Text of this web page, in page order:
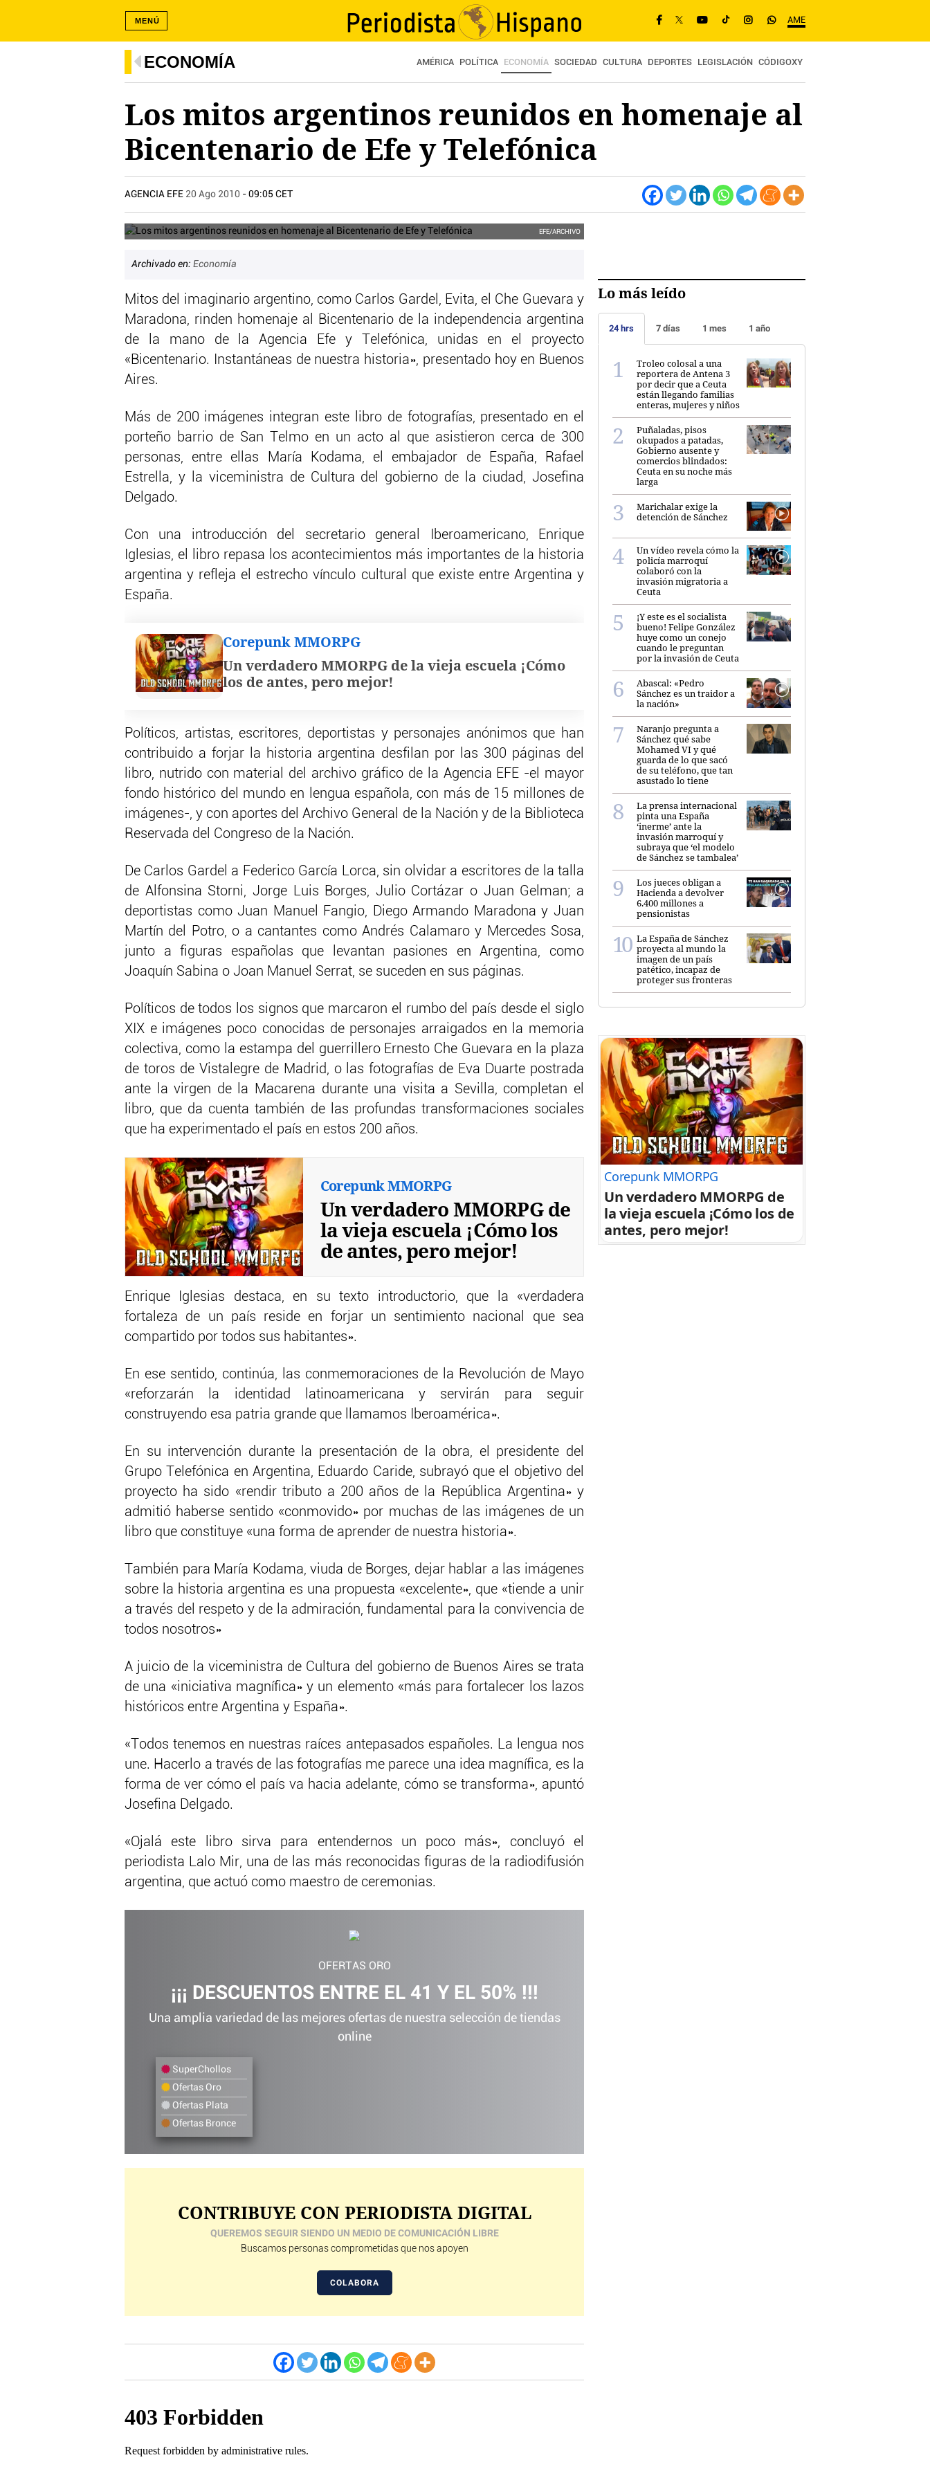
AME
MENÚ
ECONOMÍA AMÉRICA POLÍTICA ECONOMÍA SOCIEDAD CULTURA DEPORTES LEGISLACIÓN CÓDIGOXY
Los mitos argentinos reunidos en homenaje al
Bicentenario de Efe y Telefónica
AGENCIA EFE 20 Ago 2010 - 09:05 CET
. EFE/ARCHIVO
Archivado en: Economía
Mitos del imaginario argentino, como Carlos Gardel, Evita, el Che Guevara y
Maradona, rinden homenaje al Bicentenario de la independencia argentina
de la mano de la Agencia Efe y Telefónica, unidas en el proyecto
«Bicentenario. Instantáneas de nuestra historia», presentado hoy en Buenos
Aires.
Más de 200 imágenes integran este libro de fotografías, presentado en el
porteño barrio de San Telmo en un acto al que asistieron cerca de 300
personas, entre ellas María Kodama, el embajador de España, Rafael
Estrella, y la viceministra de Cultura del gobierno de la ciudad, Josefina
Delgado.
Con una introducción del secretario general Iberoamericano, Enrique
Iglesias, el libro repasa los acontecimientos más importantes de la historia
argentina y refleja el estrecho vínculo cultural que existe entre Argentina y
España.
Corepunk MMORPG
Un verdadero MMORPG de la vieja escuela ¡Cómo
los de antes, pero mejor!
Políticos, artistas, escritores, deportistas y personajes anónimos que han
contribuido a forjar la historia argentina desfilan por las 300 páginas del
libro, nutrido con material del archivo gráfico de la Agencia EFE -el mayor
fondo histórico del mundo en lengua española, con más de 15 millones de
imágenes-, y con aportes del Archivo General de la Nación y de la Biblioteca
Reservada del Congreso de la Nación.
De Carlos Gardel a Federico García Lorca, sin olvidar a escritores de la talla
de Alfonsina Storni, Jorge Luis Borges, Julio Cortázar o Juan Gelman; a
deportistas como Juan Manuel Fangio, Diego Armando Maradona y Juan
Martín del Potro, o a cantantes como Andrés Calamaro y Mercedes Sosa,
junto a figuras españolas que levantan pasiones en Argentina, como
Joaquín Sabina o Joan Manuel Serrat, se suceden en sus páginas.
Políticos de todos los signos que marcaron el rumbo del país desde el siglo
XIX e imágenes poco conocidas de personajes arraigados en la memoria
colectiva, como la estampa del guerrillero Ernesto Che Guevara en la plaza
de toros de Vistalegre de Madrid, o las fotografías de Eva Duarte postrada
ante la virgen de la Macarena durante una visita a Sevilla, completan el
libro, que da cuenta también de las profundas transformaciones sociales
que ha experimentado el país en estos 200 años.
Corepunk MMORPG
Un verdadero MMORPG de
la vieja escuela ¡Cómo los
de antes, pero mejor!
Enrique Iglesias destaca, en su texto introductorio, que la «verdadera
fortaleza de un país reside en forjar un sentimiento nacional que sea
compartido por todos sus habitantes».
En ese sentido, continúa, las conmemoraciones de la Revolución de Mayo
«reforzarán la identidad latinoamericana y servirán para seguir
construyendo esa patria grande que llamamos Iberoamérica».
En su intervención durante la presentación de la obra, el presidente del
Grupo Telefónica en Argentina, Eduardo Caride, subrayó que el objetivo del
proyecto ha sido «rendir tributo a 200 años de la República Argentina» y
admitió haberse sentido «conmovido» por muchas de las imágenes de un
libro que constituye «una forma de aprender de nuestra historia».
También para María Kodama, viuda de Borges, dejar hablar a las imágenes
sobre la historia argentina es una propuesta «excelente», que «tiende a unir
a través del respeto y de la admiración, fundamental para la convivencia de
todos nosotros»
A juicio de la viceministra de Cultura del gobierno de Buenos Aires se trata
de una «iniciativa magnífica» y un elemento «más para fortalecer los lazos
históricos entre Argentina y España».
«Todos tenemos en nuestras raíces antepasados españoles. La lengua nos
une. Hacerlo a través de las fotografías me parece una idea magnífica, es la
forma de ver cómo el país va hacia adelante, cómo se transforma», apuntó
Josefina Delgado.
«Ojalá este libro sirva para entendernos un poco más», concluyó el
periodista Lalo Mir, una de las más reconocidas figuras de la radiodifusión
argentina, que actuó como maestro de ceremonias.
OFERTAS ORO
¡¡¡ DESCUENTOS ENTRE EL 41 Y EL 50% !!!
Una amplia variedad de las mejores ofertas de nuestra selección de tiendas
online
SuperChollos
Ofertas Oro
Ofertas Plata
Ofertas Bronce
CONTRIBUYE CON PERIODISTA DIGITAL
QUEREMOS SEGUIR SIENDO UN MEDIO DE COMUNICACIÓN LIBRE
Buscamos personas comprometidas que nos apoyen
COLABORA
Lo más leído
24 hrs 7 días 1 mes 1 año
Troleo colosal a una
reportera de Antena 3
por decir que a Ceuta
están llegando familias
enteras, mujeres y niños
Puñaladas, pisos
okupados a patadas,
Gobierno ausente y
comercios blindados:
Ceuta en su noche más
larga
Marichalar exige la
detención de Sánchez
Un vídeo revela cómo la
policía marroquí
colaboró con la
invasión migratoria a
Ceuta
¡Y este es el socialista
bueno! Felipe González
huye como un conejo
cuando le preguntan
por la invasión de Ceuta
Abascal: «Pedro
Sánchez es un traidor a
la nación»
Naranjo pregunta a
Sánchez qué sabe
Mohamed VI y qué
guarda de lo que sacó
de su teléfono, que tan
asustado lo tiene
La prensa internacional
pinta una España
‘inerme’ ante la
invasión marroquí y
subraya que ‘el modelo
de Sánchez se tambalea’
Los jueces obligan a
Hacienda a devolver
6.400 millones a
pensionistas
La España de Sánchez
proyecta al mundo la
imagen de un país
patético, incapaz de
proteger sus fronteras
Corepunk MMORPG
Un verdadero MMORPG de
la vieja escuela ¡Cómo los de
antes, pero mejor!